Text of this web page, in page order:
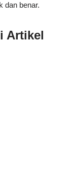
dan benar.
Artikel